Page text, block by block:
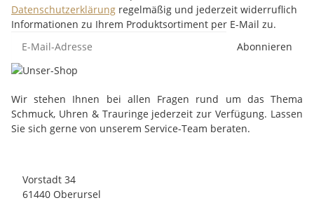
Datenschutzerklärung regelmäßig und jederzeit widerruflich
Informationen zu Ihrem Produktsortiment per E-Mail zu.
Abonnieren
Wir stehen Ihnen bei allen Fragen rund um das Thema
Schmuck, Uhren & Trauringe jederzeit zur Verfügung. Lassen
Sie sich gerne von unserem Service-Team beraten.
Vorstadt 34
61440 Oberursel